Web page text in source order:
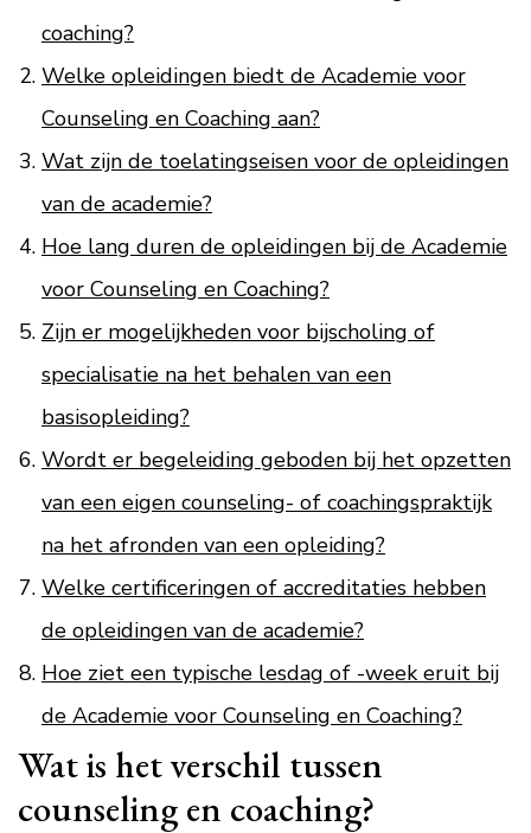
coaching?
Welke opleidingen biedt de Academie voor
Counseling en Coaching aan?
Wat zijn de toelatingseisen voor de opleidingen
van de academie?
Hoe lang duren de opleidingen bij de Academie
voor Counseling en Coaching?
Zijn er mogelijkheden voor bijscholing of
specialisatie na het behalen van een
basisopleiding?
Wordt er begeleiding geboden bij het opzetten
van een eigen counseling- of coachingspraktijk
na het afronden van een opleiding?
Welke certificeringen of accreditaties hebben
de opleidingen van de academie?
Hoe ziet een typische lesdag of -week eruit bij
de Academie voor Counseling en Coaching?
Wat is het verschil tussen
counseling en coaching?